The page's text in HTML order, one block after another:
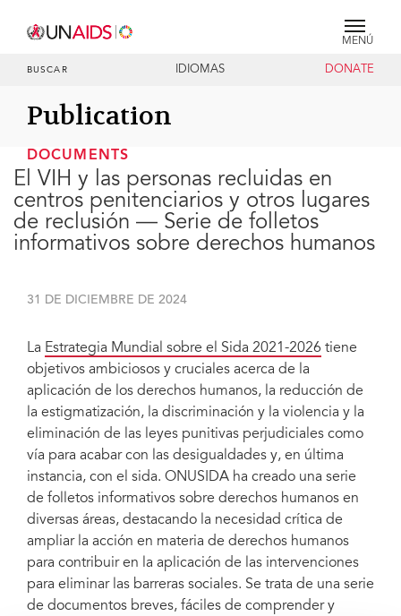
MENÚ
BUSCAR IDIOMAS DONATE
Publication
DOCUMENTS
El VIH y las personas recluidas en
centros penitenciarios y otros lugares
de reclusión — Serie de folletos
informativos sobre derechos humanos
31 DE DICIEMBRE DE 2024
La Estrategia Mundial sobre el Sida 2021-2026 tiene
objetivos ambiciosos y cruciales acerca de la
aplicación de los derechos humanos, la reducción de
la estigmatización, la discriminación y la violencia y la
eliminación de las leyes punitivas perjudiciales como
vía para acabar con las desigualdades y, en última
instancia, con el sida. ONUSIDA ha creado una serie
de folletos informativos sobre derechos humanos en
diversas áreas, destacando la necesidad crítica de
ampliar la acción en materia de derechos humanos
para contribuir en la aplicación de las intervenciones
para eliminar las barreras sociales. Se trata de una serie
de documentos breves, fáciles de comprender y